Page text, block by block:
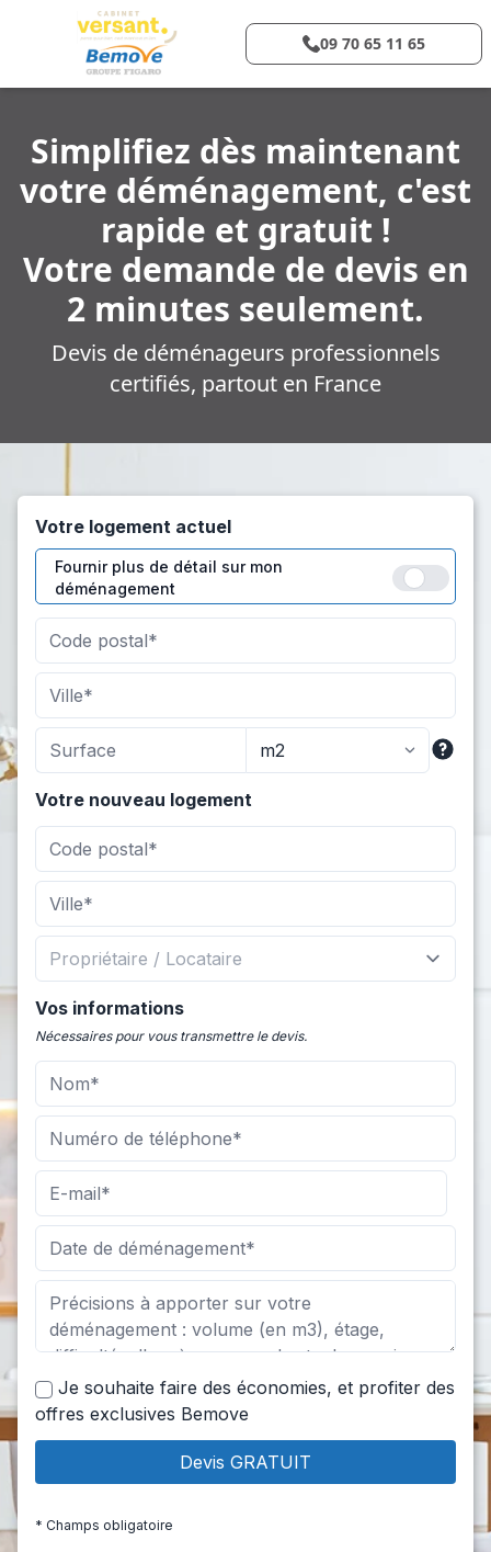
09 70 65 11 65
Simplifiez dès maintenant
votre déménagement, c'est
rapide et gratuit !
Votre demande de devis en
2 minutes seulement.
Devis de déménageurs professionnels
certifiés, partout en France